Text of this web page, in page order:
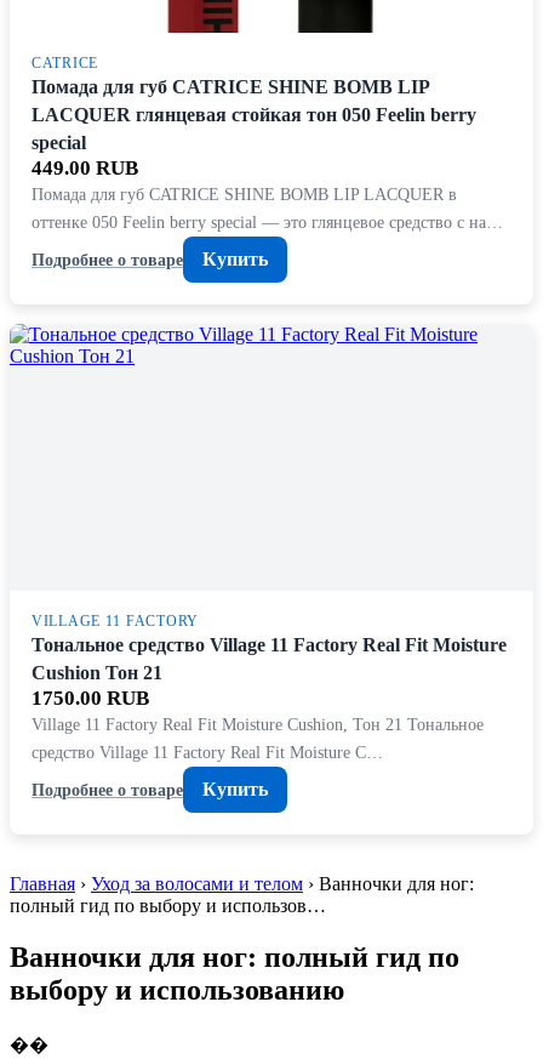
CATRICE
Помада для губ CATRICE SHINE BOMB LIP
LACQUER глянцевая стойкая тон 050 Feelin berry
special
449.00 RUB
Помада для губ CATRICE SHINE BOMB LIP LACQUER в
оттенке 050 Feelin berry special — это глянцевое средство с на…
Подробнее о товаре
Купить
VILLAGE 11 FACTORY
Тональное средство Village 11 Factory Real Fit Moisture
Cushion Тон 21
1750.00 RUB
Village 11 Factory Real Fit Moisture Cushion, Тон 21 Тональное
средство Village 11 Factory Real Fit Moisture C…
Подробнее о товаре
Купить
Главная › Уход за волосами и телом › Ванночки для ног:
полный гид по выбору и использов…
Ванночки для ног: полный гид по
выбору и использованию
��